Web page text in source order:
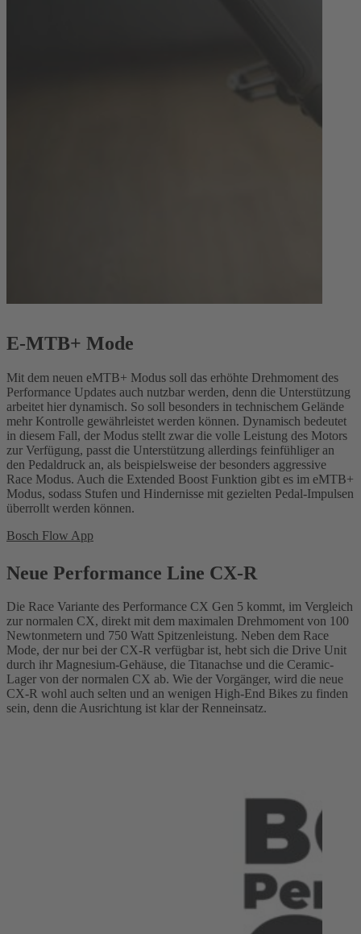
E-MTB+ Mode
Mit dem neuen eMTB+ Modus soll das erhöhte Drehmoment des
Performance Updates auch nutzbar werden, denn die Unterstützung
arbeitet hier dynamisch. So soll besonders in technischem Gelände
mehr Kontrolle gewährleistet werden können. Dynamisch bedeutet
in diesem Fall, der Modus stellt zwar die volle Leistung des Motors
zur Verfügung, passt die Unterstützung allerdings feinfühliger an
den Pedaldruck an, als beispielsweise der besonders aggressive
Race Modus. Auch die Extended Boost Funktion gibt es im eMTB+
Modus, sodass Stufen und Hindernisse mit gezielten Pedal-Impulsen
überrollt werden können.
Bosch Flow App
Neue Performance Line CX-R
Die Race Variante des Performance CX Gen 5 kommt, im Vergleich
zur normalen CX, direkt mit dem maximalen Drehmoment von 100
Newtonmetern und 750 Watt Spitzenleistung. Neben dem Race
Mode, der nur bei der CX-R verfügbar ist, hebt sich die Drive Unit
durch ihr Magnesium-Gehäuse, die Titanachse und die Ceramic-
Lager von der normalen CX ab. Wie der Vorgänger, wird die neue
CX-R wohl auch selten und an wenigen High-End Bikes zu finden
sein, denn die Ausrichtung ist klar der Renneinsatz.